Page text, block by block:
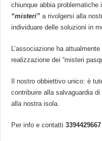
chiunque abbia
“misteri” a rivolgersi alla
individuare delle soluzioni in
L’associazione ha
realizzazione dei “misteri
Il nostro obbiettivo unico: è
contribuire alla salvaguardia
alla nostra isola.
Per info e contatti3394429667